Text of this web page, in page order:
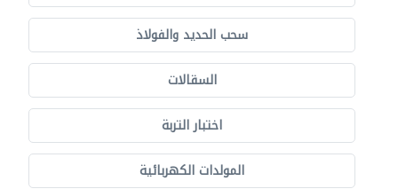
سحب الحديد والفولاذ
السقالات
اختبار التربة
المولدات الكهربائية